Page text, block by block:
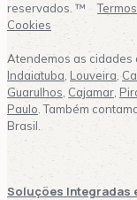
reservados. ™
Cookies
Atendemos as cidades
Indaiatuba Louveira ,
Guarulhos Cajamar
Paulo . Também
Brasil.
Soluções Integradas